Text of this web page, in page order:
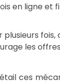
en ligne et
fois,
les
ces